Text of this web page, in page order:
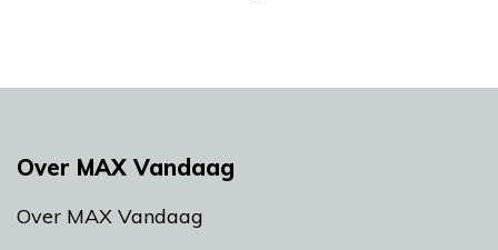
Over MAX Vandaag
Over MAX Vandaag